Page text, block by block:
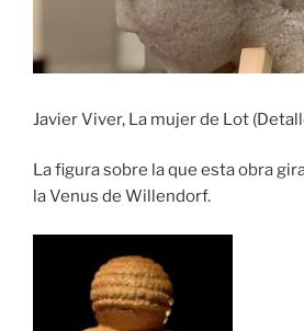
Javier Viver, La mujer de Lot
La figura sobre la que esta obra
la Venus de Willendorf.